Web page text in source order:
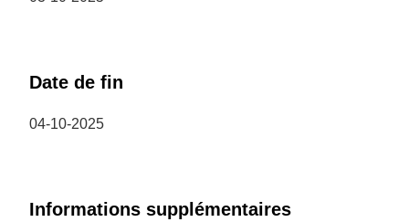
Date de fin
04-10-2025
Informations supplémentaires